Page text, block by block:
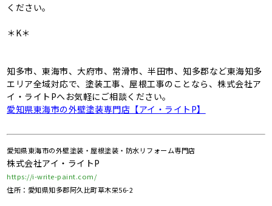
ください。
＊K＊
知多市、東海市、大府市、常滑市、半田市、知多郡など東海知多
エリア全域対応で、塗装工事、屋根工事のことなら、株式会社ア
イ・ライトPへお気軽にご相談ください。
愛知県東海市の外壁塗装専門店【アイ・ライトP】
愛知県東海市の外壁塗装・屋根塗装・防水リフォーム専門店
株式会社アイ・ライトP
https://i-write-paint.com/
住所：愛知県知多郡阿久比町草木栄56-2